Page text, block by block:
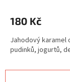
180 Kč
Jahodový karamel
pudinků, jogurtů,